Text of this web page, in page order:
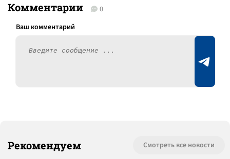
Комментарии 0
Рекомендуем Смотреть все новости